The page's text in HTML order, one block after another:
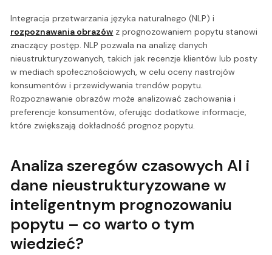
Integracja przetwarzania języka naturalnego (NLP) i
rozpoznawania obrazów z prognozowaniem popytu stanowi
znaczący postęp. NLP pozwala na analizę danych
nieustrukturyzowanych, takich jak recenzje klientów lub posty
w mediach społecznościowych, w celu oceny nastrojów
konsumentów i przewidywania trendów popytu.
Rozpoznawanie obrazów może analizować zachowania i
preferencje konsumentów, oferując dodatkowe informacje,
które zwiększają dokładność prognoz popytu.
Analiza szeregów czasowych AI i
dane nieustrukturyzowane w
inteligentnym prognozowaniu
popytu – co warto o tym
wiedzieć?